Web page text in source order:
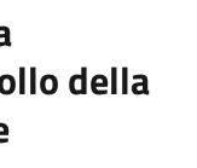
della